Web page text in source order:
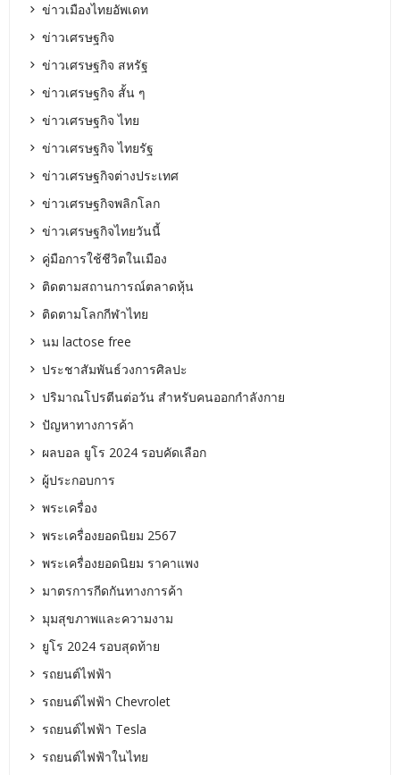
ข่าวเมืองไทยอัพเดท
ข่าวเศรษฐกิจ
ข่าวเศรษฐกิจ สหรัฐ
ข่าวเศรษฐกิจ สั้น ๆ
ข่าวเศรษฐกิจ ไทย
ข่าวเศรษฐกิจ ไทยรัฐ
ข่าวเศรษฐกิจต่างประเทศ
ข่าวเศรษฐกิจพลิกโลก
ข่าวเศรษฐกิจไทยวันนี้
คู่มือการใช้ชีวิตในเมือง
ติดตามสถานการณ์ตลาดหุ้น
ติดตามโลกกีฬาไทย
นม lactose free
ประชาสัมพันธ์วงการศิลปะ
ปริมาณโปรตีนต่อวัน สำหรับคนออกกำลังกาย
ปัญหาทางการค้า
ผลบอล ยูโร 2024 รอบคัดเลือก
ผู้ประกอบการ
พระเครื่อง
พระเครื่องยอดนิยม 2567
พระเครื่องยอดนิยม ราคาแพง
มาตรการกีดกันทางการค้า
มุมสุขภาพและความงาม
ยูโร 2024 รอบสุดท้าย
รถยนต์ไฟฟ้า
รถยนต์ไฟฟ้า Chevrolet
รถยนต์ไฟฟ้า Tesla
รถยนต์ไฟฟ้าในไทย